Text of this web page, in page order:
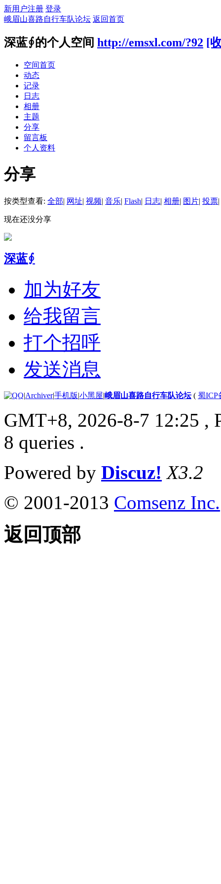
新用户注册 登录
峨眉山喜路自行车队论坛 返回首页
深蓝∮的个人空间 http://emsxl.com/?92 [
空间首页
动态
记录
日志
相册
主题
分享
留言板
个人资料
分享
按类型查看: 全部| 网址| 视频| 音乐| Flash| 日志| 相册| 图片| 投票|
现在还没分享
深蓝∮
加为好友
给我留言
打个招呼
发送消息
|Archiver|手机版|小黑屋|峨眉山喜路自行车队论坛( 蜀ICP
GMT+8, 2026-8-7 12:25 ,
8 queries .
Powered by Discuz! X3.2
© 2001-2013 Comsenz Inc.
返回顶部